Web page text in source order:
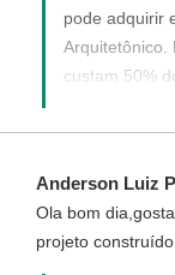
pode adquirir
Arquitetônico.
custam 50%
Anderson Luiz
Ola bom
projeto